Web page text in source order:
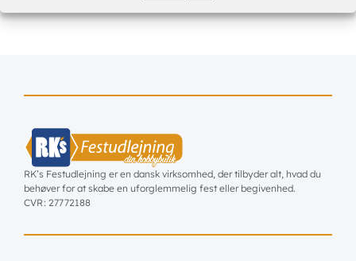
RK’s Festudlejning er en dansk virksomhed, der tilbyder alt, hvad du
behøver for at skabe en uforglemmelig fest eller begivenhed.
CVR: 27772188